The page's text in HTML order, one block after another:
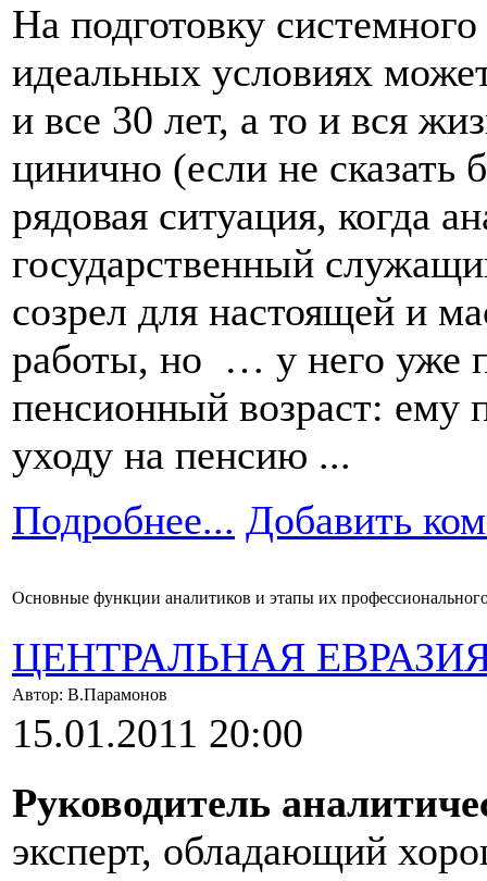
На подготовку
идеальных условиях
и все 30 лет, а то и вся
цинично (если не сказать
рядовая ситуация, когда
государственный
созрел для настоящей и
работы, но … у него уже
пенсионный возраст: ему
уходу на пенсию ...
Подробнее... Добавить
Основные функции аналитиков и этапы их профессионального
ЦЕНТРАЛЬНАЯ
Автор: В.Парамонов
15.01.2011 20:00
Руководитель
эксперт, обладающий